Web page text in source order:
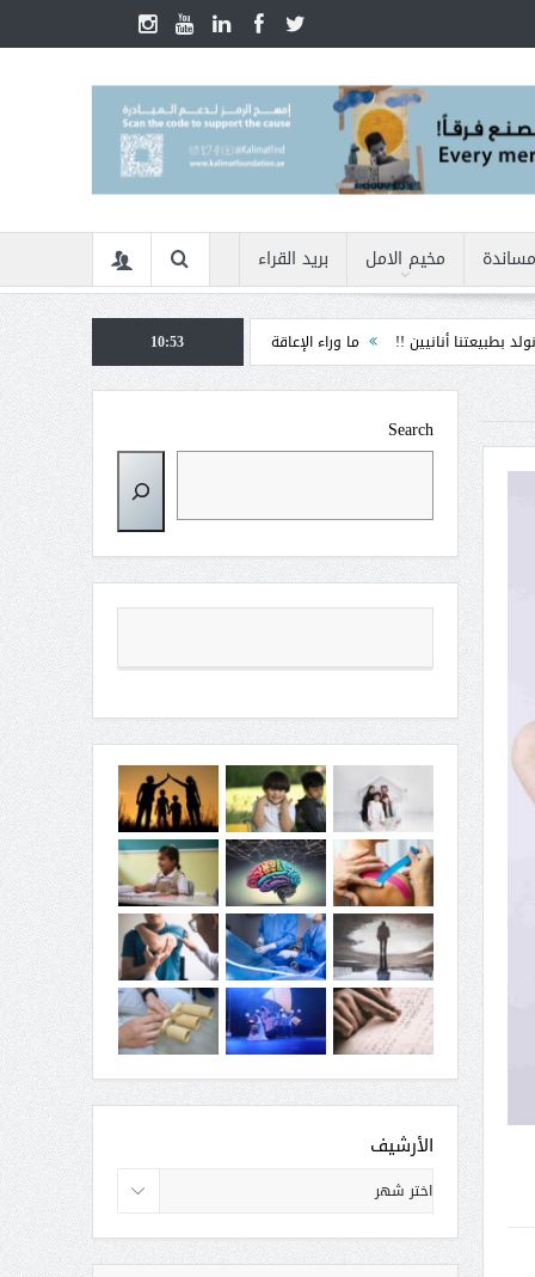
مخيم الامل بريد القراء
!! ما وراء الإعاقة الأمن السيبراني في زمن الأزمات ... كيف نحمي أنفسنا
10:53
Search
الأرشيف